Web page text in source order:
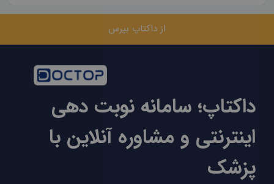
از داکتاپ بپرس
داکتاپ؛ سامانه نوبت دهی
اینترنتی و مشاوره آنلاین با
پزشک